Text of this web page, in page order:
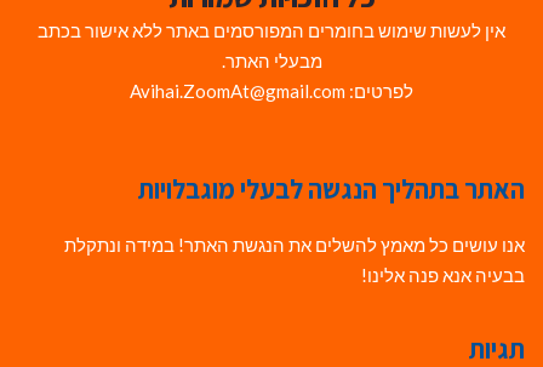
אין לעשות שימוש בחומרים המפורסמים באתר ללא אישור בכתב
מבעלי האתר.
לפרטים: Avihai.ZoomAt@gmail.com
האתר בתהליך הנגשה לבעלי מוגבלויות
אנו עושים כל מאמץ להשלים את הנגשת האתר! במידה ונתקלת
בבעיה אנא פנה אלינו!
תגיות